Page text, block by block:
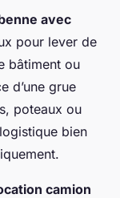
avec
pour lever de
bâtiment ou
d’une grue
poteaux ou
bien
camion